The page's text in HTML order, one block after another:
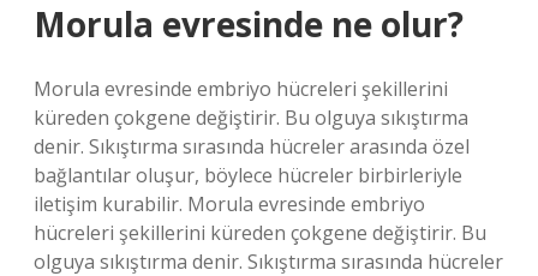
Morula evresinde ne olur?
Morula evresinde embriyo hücreleri şekillerini
küreden çokgene değiştirir. Bu olguya sıkıştırma
denir. Sıkıştırma sırasında hücreler arasında özel
bağlantılar oluşur, böylece hücreler birbirleriyle
iletişim kurabilir. Morula evresinde embriyo
hücreleri şekillerini küreden çokgene değiştirir. Bu
olguya sıkıştırma denir. Sıkıştırma sırasında hücreler